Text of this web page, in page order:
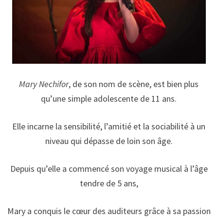
Mary Nechifor, de son nom de scène, est bien plus
qu’une simple adolescente de 11 ans.
Elle incarne la sensibilité, l’amitié et la sociabilité à un
niveau qui dépasse de loin son âge.
Depuis qu’elle a commencé son voyage musical à l’âge
tendre de 5 ans,
Mary a conquis le cœur des auditeurs grâce à sa passion